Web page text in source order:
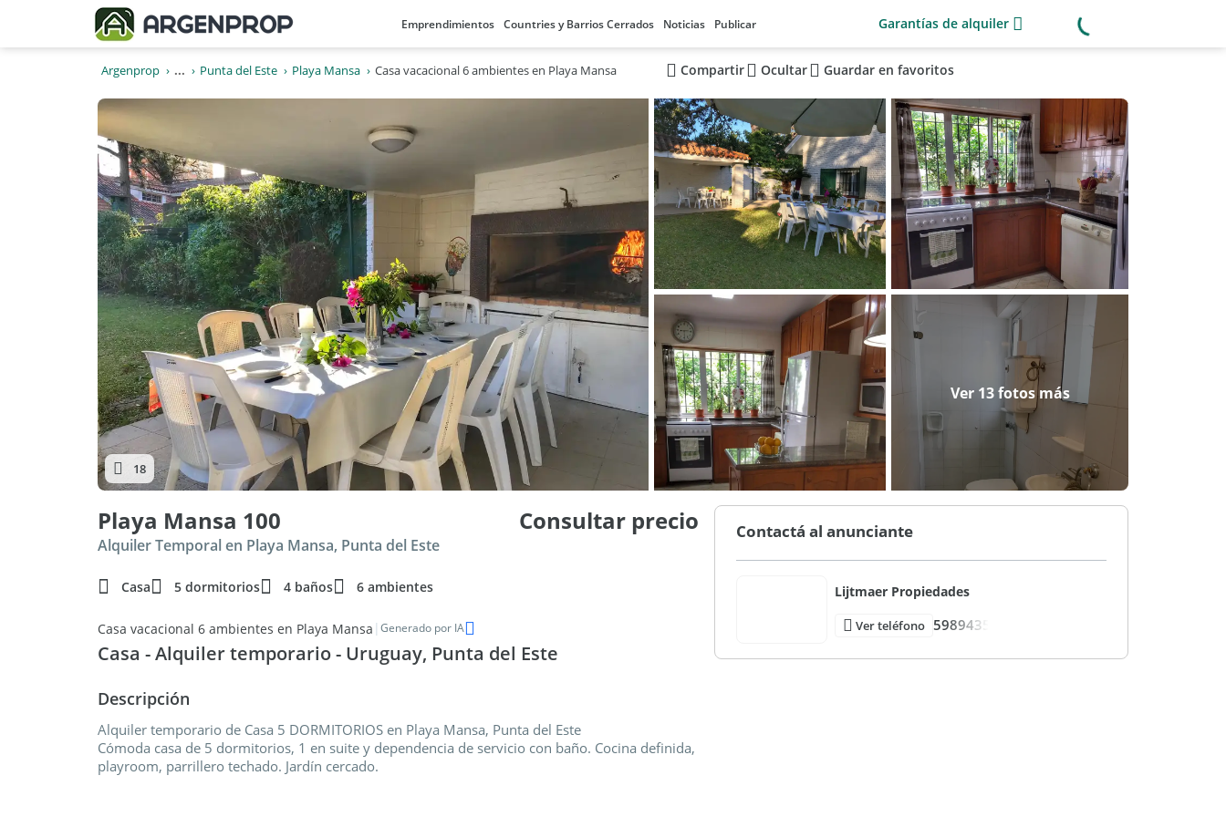
Emprendimientos Countries y Barrios Cerrados Noticias Publicar Garantías de alquiler
Argenprop ... Punta del Este Playa Mansa Casa vacacional 6 ambientes en Playa Mansa Compartir Ocultar Guardar en favoritos
Ver 13 fotos más
18
Playa Mansa 100 Consultar precio
Alquiler Temporal en Playa Mansa, Punta del Este
Casa 5 dormitorios 4 baños 6 ambientes
Casa vacacional 6 ambientes en Playa Mansa | Generado por IA
Casa - Alquiler temporario - Uruguay, Punta del Este
Descripción
Alquiler temporario de Casa 5 DORMITORIOS en Playa Mansa, Punta del Este
Cómoda casa de 5 dormitorios, 1 en suite y dependencia de servicio con baño. Cocina definida,
playroom, parrillero techado. Jardín cercado.
Contactá al anunciante
Lijtmaer Propiedades
Ver teléfono 5989435